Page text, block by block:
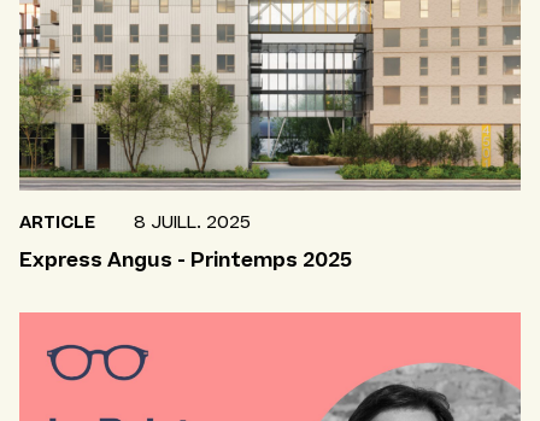
ARTICLE 8 JUILL. 2025
Express Angus - Printemps 2025